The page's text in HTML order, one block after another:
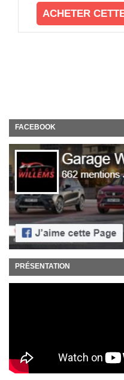
ACHETER
FACEBOOK
PRÉSENTATION